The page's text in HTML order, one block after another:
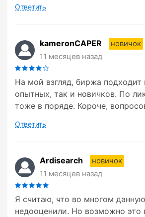
Ответить
kameronCAPER
новичок
11 месяцев назад
На мой взгляд, биржа подходит
опытных, так и новичков. По
тоже в поряде. Короче,
Ответить
Ardisearch
новичок
11 месяцев назад
Я считаю, что во многом
недооценили. Но возможно это